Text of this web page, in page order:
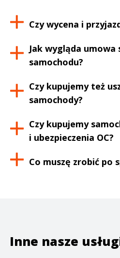
Czy wycena i
Jak wygląda umowa
samochodu?
Czy kupujemy też
samochody?
Czy kupujemy
i ubezpieczenia OC?
Co muszę zrobić po
Inne nasze